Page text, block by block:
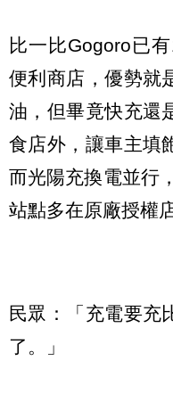
比一比Gogoro已
便利商店，優勢就
油，但畢竟快充還
食店外，讓車主填
而光陽充換電並行
站點多在原廠授權店
民眾：「充電要充
了。」